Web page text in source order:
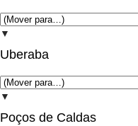
▼
Uberaba
▼
Poços de Caldas